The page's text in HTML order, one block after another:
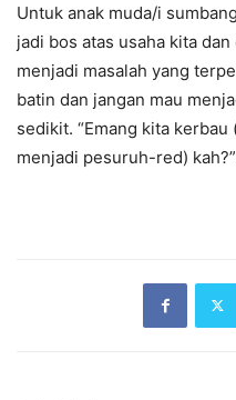
Untuk anak muda/i
jadi bos atas usaha kita
menjadi masalah yang
batin dan jangan mau
sedikit. “Emang kita
menjadi pesuruh-red)